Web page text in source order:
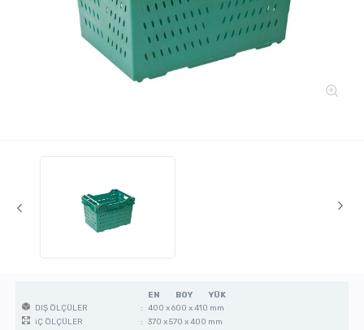
EN BOY
YÜK
DIŞ ÖLÇÜLER
: 400 x 600 x 410 mm
iÇ ÖLÇÜLER
: 370 x 570 x 400 mm